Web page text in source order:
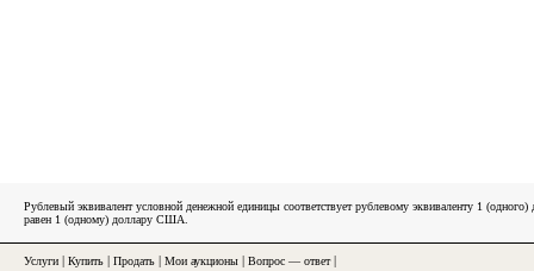
Рублевый эквивалент условной денежной единицы соответствует рублевому эквиваленту 1
равен 1 (одному) доллару США.
Услуги Купить Продать Мои аукционы Вопрос — ответ|